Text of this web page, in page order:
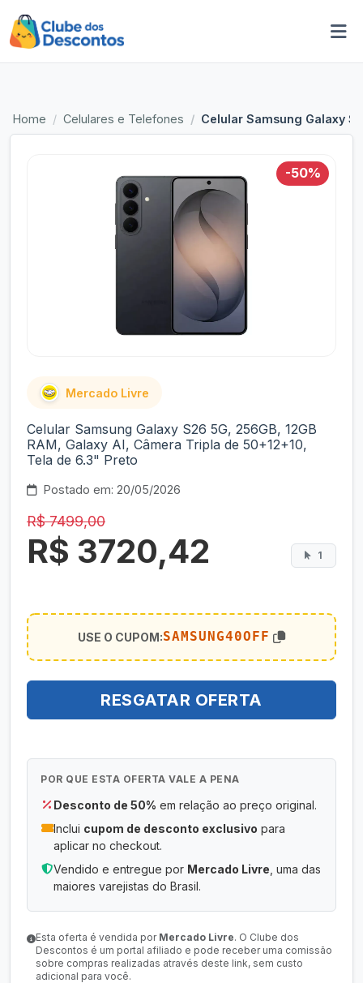
Home Celulares e Telefones Celular Samsung Galaxy
-50%
Mercado Livre
Celular Samsung Galaxy S26 5G, 256GB, 12GB
RAM, Galaxy AI, Câmera Tripla de 50+12+10,
Tela de 6.3" Preto
Postado em: 20/05/2026
R$ 7499,00
R$ 3720,42 1
USE O CUPOM:SAMSUNG40OFF
RESGATAR OFERTA
POR QUE ESTA OFERTA VALE A PENA
Desconto de 50% em relação ao preço original.
Inclui cupom de desconto exclusivo para
aplicar no checkout.
Vendido e entregue por Mercado Livre , uma das
maiores varejistas do Brasil.
Esta oferta é vendida por Mercado Livre. O Clube dos
Descontos é um portal afiliado e pode receber uma comissão
sobre compras realizadas através deste link, sem custo
adicional para você.